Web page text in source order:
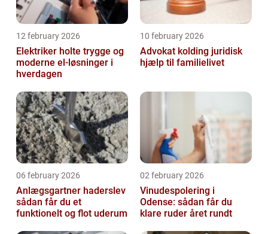
12 february 2026
Elektriker holte trygge og
moderne el-løsninger i
hverdagen
10 february 2026
Advokat kolding juridisk
hjælp til familielivet
06 february 2026
Anlægsgartner haderslev
sådan får du et
funktionelt og flot uderum
02 february 2026
Vinudespolering i
Odense: sådan får du
klare ruder året rundt